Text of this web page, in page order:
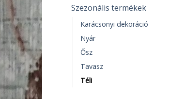
Szezonális termékek
Karácsonyi dekoráció
Nyár
Ősz
Tavasz
Téli